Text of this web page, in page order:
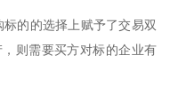
标的的选择上赋予了交易双
则需要买方对标的企业有